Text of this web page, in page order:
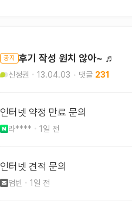
공지 후기 작성 원치 않아~ ♬
신정권 13.04.03 231
인터넷 약정 만료 문의
라**** 1일 전
인터넷 견적 문의
엄빈 1일 전